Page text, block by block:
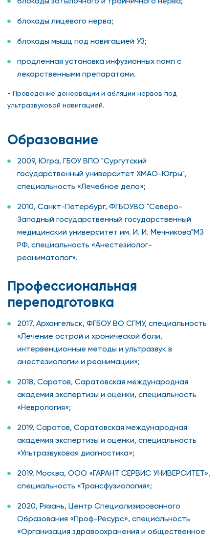
блокады лицевого нерва;
блокады мышц под навигацией УЗ;
продленная установка инфузионных помп с
лекарственными препаратами.
- Проведение денервации и абляции нервов под
ультразвуковой навигацией.
Образование
2009, Югра, ГБОУ ВПО "Сургутский
государственный университет ХМАО-Югры",
специальность «Лечебное дело»;
2010, Санкт-Петербург, ФГБОУВО "Северо-
Западный государственный государственный
медицинский университет им. И. И. Мечникова"МЗ
РФ, специальность «Анестезиолог-
реаниматолог».
Профессиональная
переподготовка
2017, Архангельск, ФГБОУ ВО СГМУ, специальность
«Лечение острой и хронической боли,
интервенционные методы и ультразвук в
анестезиологии и реанимации»;
2018, Саратов, Саратовская международная
академия экспертизы и оценки, специальность
«Неврология»;
2019, Саратов, Саратовская международная
академия экспертизы и оценки, специальность
«Ультразвуковая диагностика»;
2019, Москва, ООО «ГАРАНТ СЕРВИС УНИВЕРСИТЕТ»,
специальность «Трансфузиология»;
2020, Рязань, Центр Специализированного
Образования «Проф-Ресурс», специальность
«Организация здравоохранения и общественное